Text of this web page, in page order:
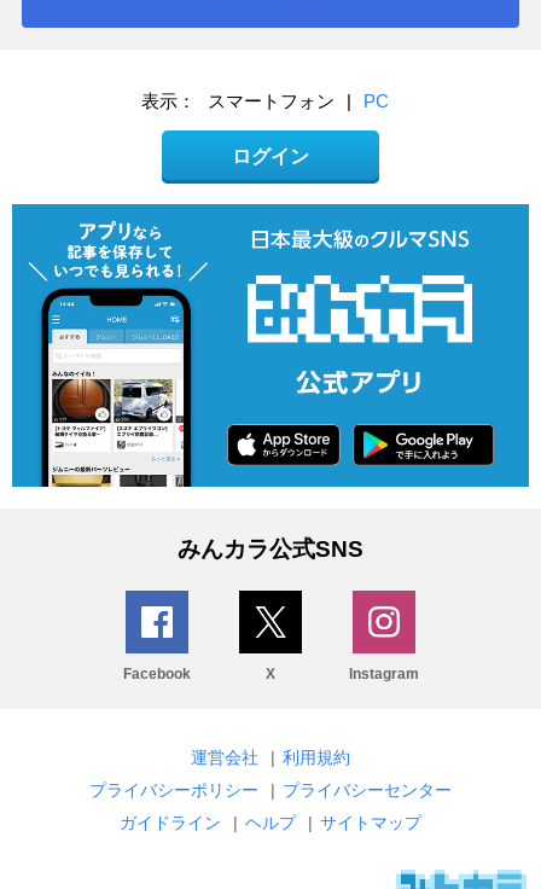
表示： スマートフォン | PC
ログイン
みんカラ公式SNS
Facebook X Instagram
運営会社 | 利用規約
プライバシーポリシー
| プライバシーセンター
ガイドライン
| ヘルプ | サイトマップ